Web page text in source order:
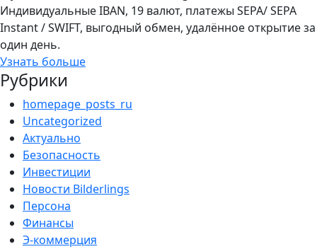
Индивидуальные IBAN, 19 валют, платежы SEPA/ SEPA
Instant / SWIFT, выгодный обмен, удалённое открытие за
один день.
Узнать больше
Рубрики
homepage_posts_ru
Uncategorized
Актуально
Безопасность
Инвестиции
Новости Bilderlings
Персона
Финансы
Э-коммерция